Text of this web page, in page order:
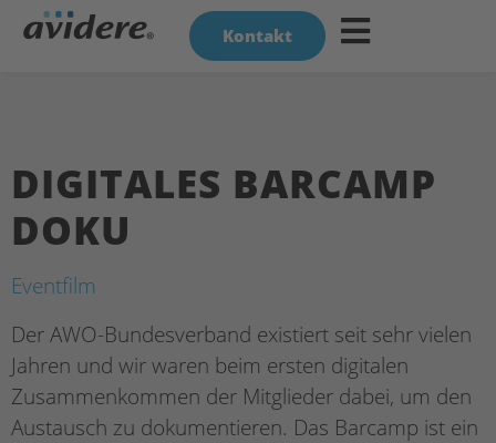
Kontakt
DIGITALES BARCAMP
DOKU
Eventfilm
Der AWO-Bundesverband existiert seit sehr vielen
Jahren und wir waren beim ersten digitalen
Zusammenkommen der Mitglieder dabei, um den
Austausch zu dokumentieren. Das Barcamp ist ein